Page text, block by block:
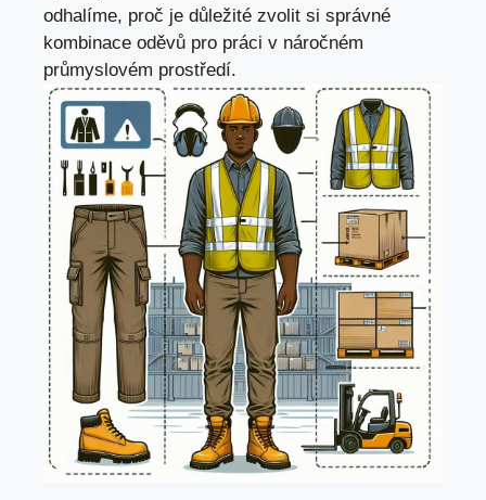
odhalíme, proč je důležité zvolit si správné
kombinace oděvů pro práci v náročném
průmyslovém prostředí.